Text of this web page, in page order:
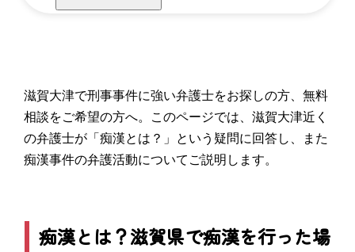
滋賀大津で刑事事件に強い弁護士をお探しの方、無料
相談をご希望の方へ。このページでは、滋賀大津近く
の弁護士が「痴漢とは？」という疑問に回答し、また
痴漢事件の弁護活動についてご説明します。
痴漢とは？滋賀県で痴漢を行った場